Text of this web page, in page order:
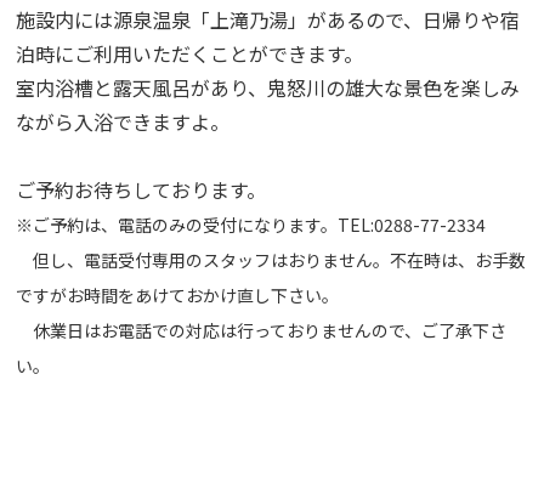
施設内には源泉温泉「上滝乃湯」があるので、日帰りや宿
泊時にご利用いただくことができます。
室内浴槽と露天風呂があり、鬼怒川の雄大な景色を楽しみ
ながら入浴できますよ。
ご予約お待ちしております。
※ご予約は、電話のみの受付になります。TEL:0288-77-2334
但し、電話受付専用のスタッフはおりません。不在時は、お手数
ですがお時間をあけておかけ直し下さい。
休業日はお電話での対応は行っておりませんので、ご了承下さ
い。